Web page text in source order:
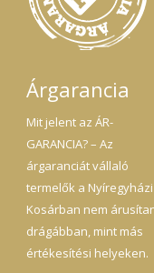
Árgarancia
Mit jelent az ÁR-
GARANCIA? – Az
árgaranciát vállaló
termelők a Nyíregyházi
Kosárban nem
drágábban, mint más
értékesítési helyeken.